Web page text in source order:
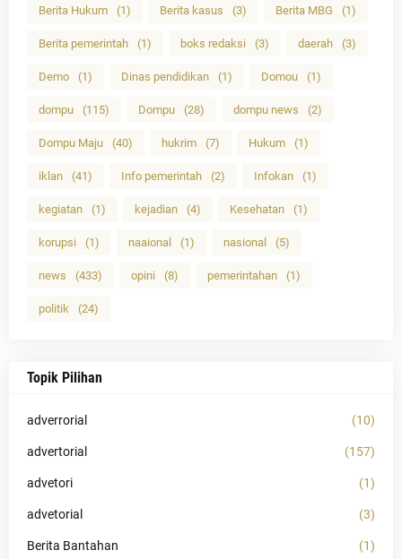
Berita Hukum (1) Berita kasus (3) Berita MBG (1)
Berita pemerintah (1) boks redaksi (3) daerah (3)
Demo (1) Dinas pendidikan (1) Domou (1)
dompu (115) Dompu (28) dompu news (2)
Dompu Maju (40) hukrim (7) Hukum (1)
iklan (41) Info pemerintah (2) Infokan (1)
kegiatan (1) kejadian (4) Kesehatan (1)
korupsi (1) naaional (1) nasional (5)
news (433) opini (8) pemerintahan (1)
politik (24)
Topik Pilihan
adverrorial (10)
advertorial (157)
advetori (1)
advetorial (3)
Berita Bantahan (1)